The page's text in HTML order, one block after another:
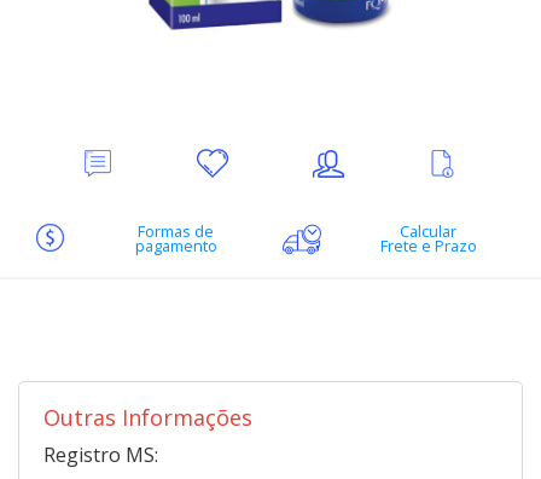
Comentário
Indique
informações
Formas de
pagamento
Calcular
Frete e Prazo
Outras Informações
Registro MS: